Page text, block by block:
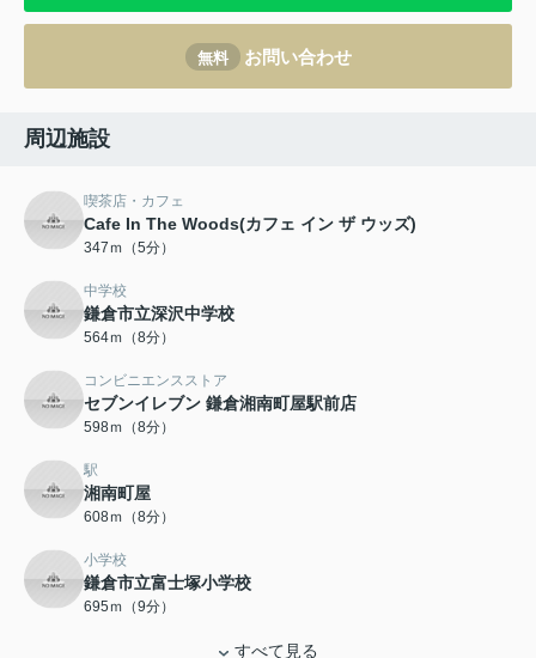
無料 お問い合わせ
周辺施設
喫茶店・カフェ
Cafe In The Woods(カフェ イン ザ ウッズ)
347ｍ（5分）
中学校
鎌倉市立深沢中学校
564ｍ（8分）
コンビニエンスストア
セブンイレブン 鎌倉湘南町屋駅前店
598ｍ（8分）
駅
湘南町屋
608ｍ（8分）
小学校
鎌倉市立富士塚小学校
695ｍ（9分）
すべて見る